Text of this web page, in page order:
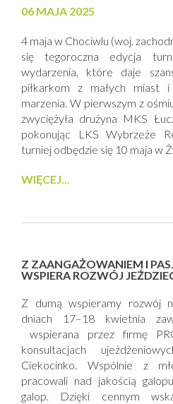
06 MAJA 2025
4 maja w Chociwlu (woj.
się tegoroczna edycja
wydarzenia, które daje
piłkarkom z małych miast
marzenia. W pierwszym z
zwyciężyła drużyna MKS
pokonując LKS Wybrzeże
turniej odbędzie się 10 maja w
WIĘCEJ...
Z ZAANGAŻOWANIEM I
WSPIERA ROZWÓJ
Z dumą wspieramy rozwój
dniach 17–18 kwietnia
wspierana przez firmę
konsultacjach
Ciekocinko. Wspólnie z
pracowali nad jakością
galop. Dzięki cennym